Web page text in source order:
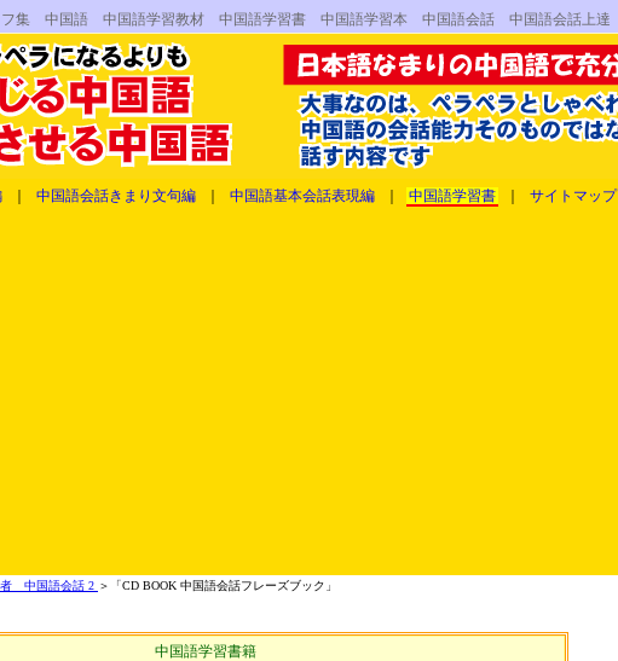
フ集 中国語 中国語学習教材 中国語学習書 中国語学習本 中国語会話 中国語会話上達
中国語会話きまり文句編 中国語基本会話表現編 中国語学習書 サイトマップ
中国語会話 2 ＞「CD BOOK 中国語会話フレーズブック」
中国語学習書籍